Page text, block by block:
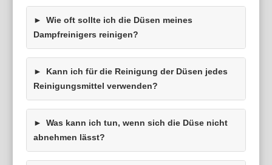
Wie oft sollte ich die Düsen meines
Dampfreinigers reinigen?
Kann ich für die Reinigung der Düsen jedes
Reinigungsmittel verwenden?
Was kann ich tun, wenn sich die Düse nicht
abnehmen lässt?